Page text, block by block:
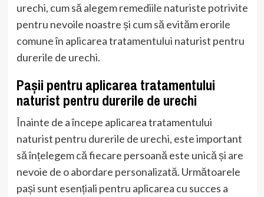
urechi, cum să alegem remediile naturiste potrivite
pentru nevoile noastre și cum să evităm erorile
comune în aplicarea tratamentului naturist pentru
durerile de urechi.
Pașii pentru aplicarea tratamentului
naturist pentru durerile de urechi
Înainte de a începe aplicarea tratamentului
naturist pentru durerile de urechi, este important
să înțelegem că fiecare persoană este unică și are
nevoie de o abordare personalizată. Următoarele
pași sunt esențiali pentru aplicarea cu succes a